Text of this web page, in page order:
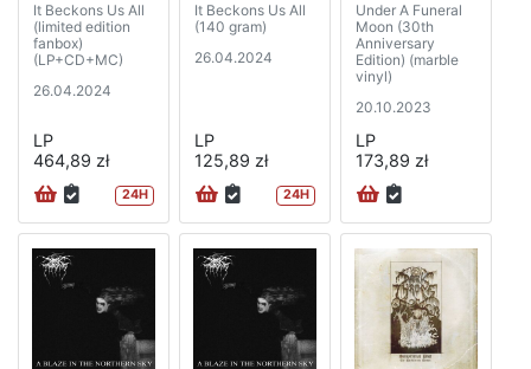
It Beckons Us All
(limited edition
fanbox)
(LP+CD+MC)
26.04.2024
LP
464,89 zł
24H
It Beckons Us All
(140 gram)
26.04.2024
LP
125,89 zł
24H
Under A Funeral
Moon (30th
Anniversary
Edition) (marble
vinyl)
20.10.2023
LP
173,89 zł